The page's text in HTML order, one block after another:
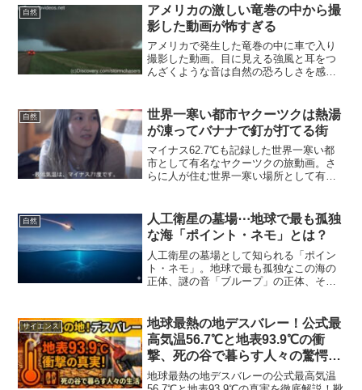
自然
アメリカの激しい竜巻の中から撮
影した動画が怖すぎる
アメリカで発生した竜巻の中に車で入り
撮影した動画。目に見える強風と耳をつ
んざくような音は自然の恐ろしさを感じ
自然
世界一寒い都市ヤクーツクは熱湯
が凍ってバナナで釘が打てる街
マイナス62.7℃も記録した世界一寒い都
市として有名なヤクーツクの旅動画。さ
らに人が住む世界一寒い場所として有名
自然
人工衛星の墓場⋯地球で最も孤独
な海「ポイント・ネモ」とは？
人工衛星の墓場として知られる「ポイン
ト・ネモ」。地球で最も孤独なこの海の
正体、謎の音「ブループ」の正体、そし
サイエンス
地球最熱の地デスバレー！公式最
高気温56.7℃と地表93.9℃の衝
撃、死の谷で暮らす人々の驚愕の
生活とは？
地球最熱の地デスバレーの公式最高気温